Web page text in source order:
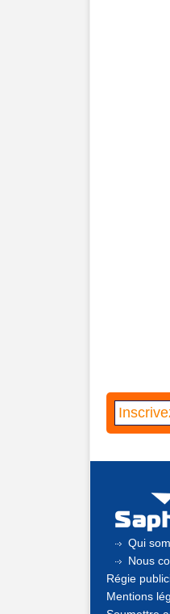
Qui
Nous
Régie
Mentions